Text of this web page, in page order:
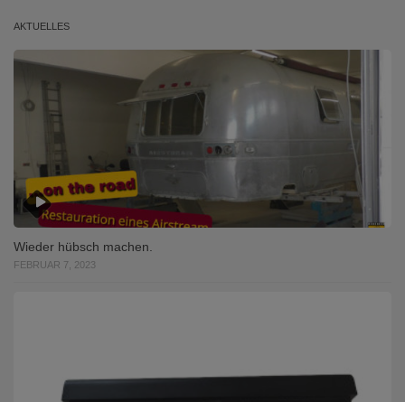
AKTUELLES
Wieder hübsch machen.
FEBRUAR 7, 2023